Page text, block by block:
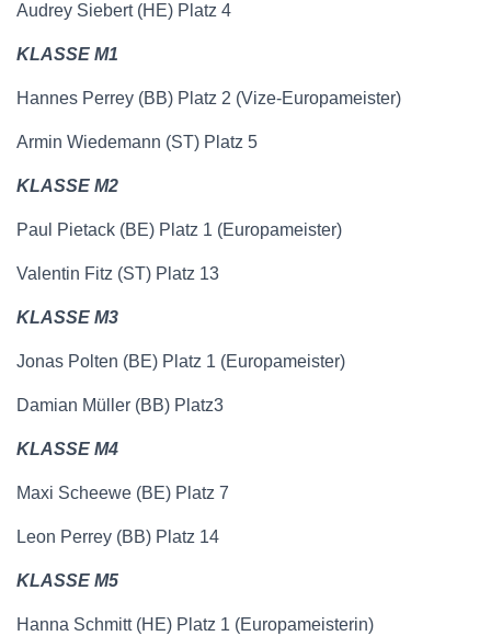
Audrey Siebert (HE) Platz 4
KLASSE M1
Hannes Perrey (BB) Platz 2 (Vize-Europameister)
Armin Wiedemann (ST) Platz 5
KLASSE M2
Paul Pietack (BE) Platz 1 (Europameister)
Valentin Fitz (ST) Platz 13
KLASSE M3
Jonas Polten (BE) Platz 1 (Europameister)
Damian Müller (BB) Platz3
KLASSE M4
Maxi Scheewe (BE) Platz 7
Leon Perrey (BB) Platz 14
KLASSE M5
Hanna Schmitt (HE) Platz 1 (Europameisterin)